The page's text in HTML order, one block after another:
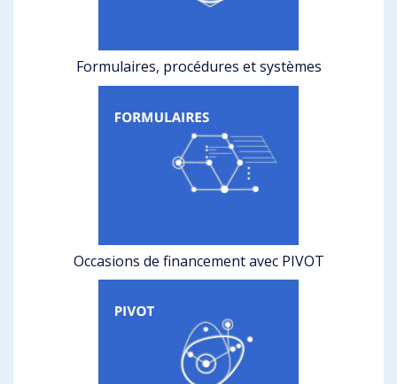
Formulaires, procédures et systèmes
Occasions de financement avec PIVOT